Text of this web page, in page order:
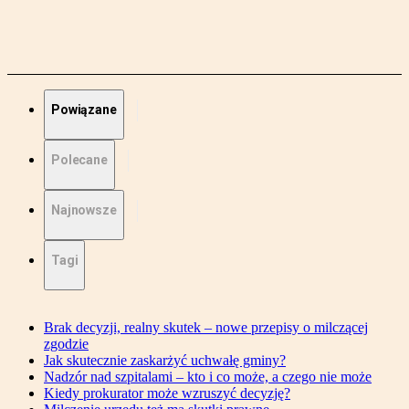
Powiązane
Polecane
Najnowsze
Tagi
Brak decyzji, realny skutek – nowe przepisy o milczącej
zgodzie
Jak skutecznie zaskarżyć uchwałę gminy?
Nadzór nad szpitalami – kto i co może, a czego nie może
Kiedy prokurator może wzruszyć decyzję?